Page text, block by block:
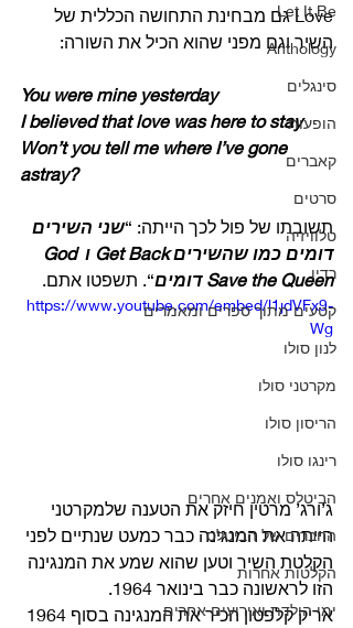
Let It Be
Anthology
סינגלים
הופעות
קאברים
סרטים
טלוויזיה
רדיו
קטעים מתוך ספרים ומאמרים
לנון סולו
מקרטני סולו
הריסון סולו
רינגו סולו
הביטלס ואמנים אחרים
החברים של הביטלס
הקלטות אחרות
ימי הולדת ואירועים אחרים
Love גם מבחינת התחושה הכללית של
השיר וגם מפני שהוא הכיל את השורה:
You were mine yesterday
I believed that love was here to stay
Won’t you tell me where I’ve gone
astray?
תשובתו של פול לכך הייתה: “שני השירים
דומים כמו שהשירים Get Back ו God
Save the Queen דומים
“. תשפטו אתם.
https://www.youtube.com/embed/l1jdVFx9-
Wg
ג’ורג’ מרטין חיזק את הטענה שלמקרטני
הייתה את המנגינה כבר כמעט שנתיים לפני
הקלטת השיר וטען שהוא שמע את המנגינה
הזו לראשונה כבר בינואר 1964.